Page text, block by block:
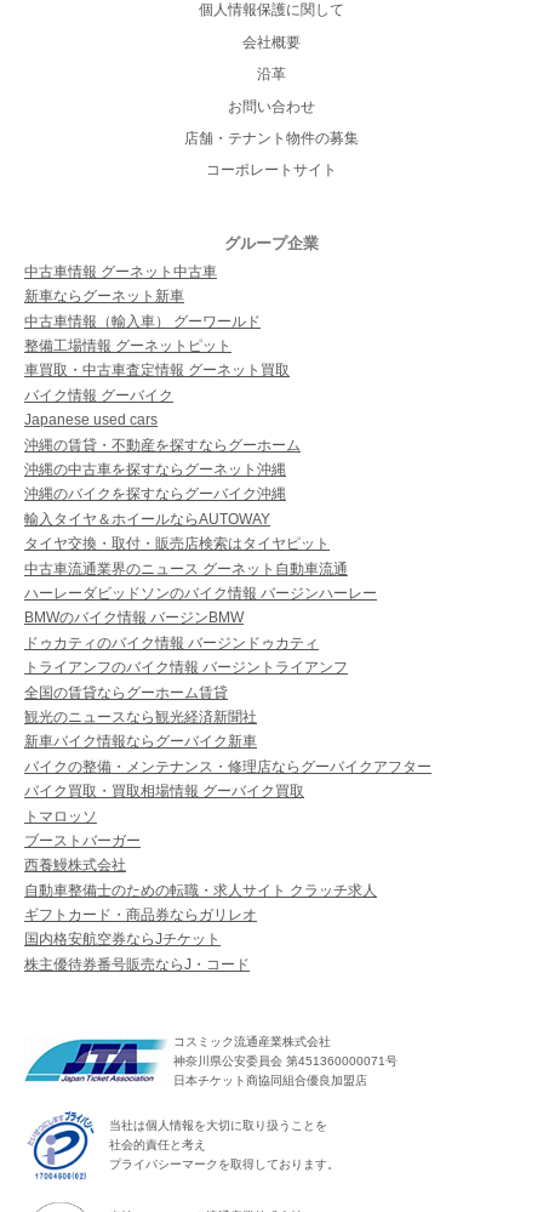
個人情報保護に関して
会社概要
沿革
お問い合わせ
店舗・テナント物件の募集
コーポレートサイト
グループ企業
中古車情報 グーネット中古車
新車ならグーネット新車
中古車情報（輸入車） グーワールド
整備工場情報 グーネットピット
車買取・中古車査定情報 グーネット買取
バイク情報 グーバイク
Japanese used cars
沖縄の賃貸・不動産を探すならグーホーム
沖縄の中古車を探すならグーネット沖縄
沖縄のバイクを探すならグーバイク沖縄
輸入タイヤ＆ホイールならAUTOWAY
タイヤ交換・取付・販売店検索はタイヤピット
中古車流通業界のニュース グーネット自動車流通
ハーレーダビッドソンのバイク情報 バージンハーレー
BMWのバイク情報 バージンBMW
ドゥカティのバイク情報 バージンドゥカティ
トライアンフのバイク情報 バージントライアンフ
全国の賃貸ならグーホーム賃貸
観光のニュースなら観光経済新聞社
新車バイク情報ならグーバイク新車
バイクの整備・メンテナンス・修理店ならグーバイクアフター
バイク買取・買取相場情報 グーバイク買取
トマロッソ
ブーストバーガー
西養鰻株式会社
自動車整備士のための転職・求人サイト クラッチ求人
ギフトカード・商品券ならガリレオ
国内格安航空券ならJチケット
株主優待券番号販売ならJ・コード
コスミック流通産業株式会社
神奈川県公安委員会 第451360000071号
日本チケット商協同組合優良加盟店
当社は個人情報を大切に取り扱うことを
社会的責任と考え
プライバシーマークを取得しております。